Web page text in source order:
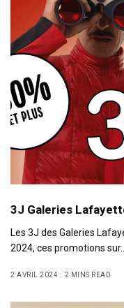
3J Galeries
Les 3J des Galeries
2024, ces promotions sur…
2 AVRIL 2024 2 MINS READ